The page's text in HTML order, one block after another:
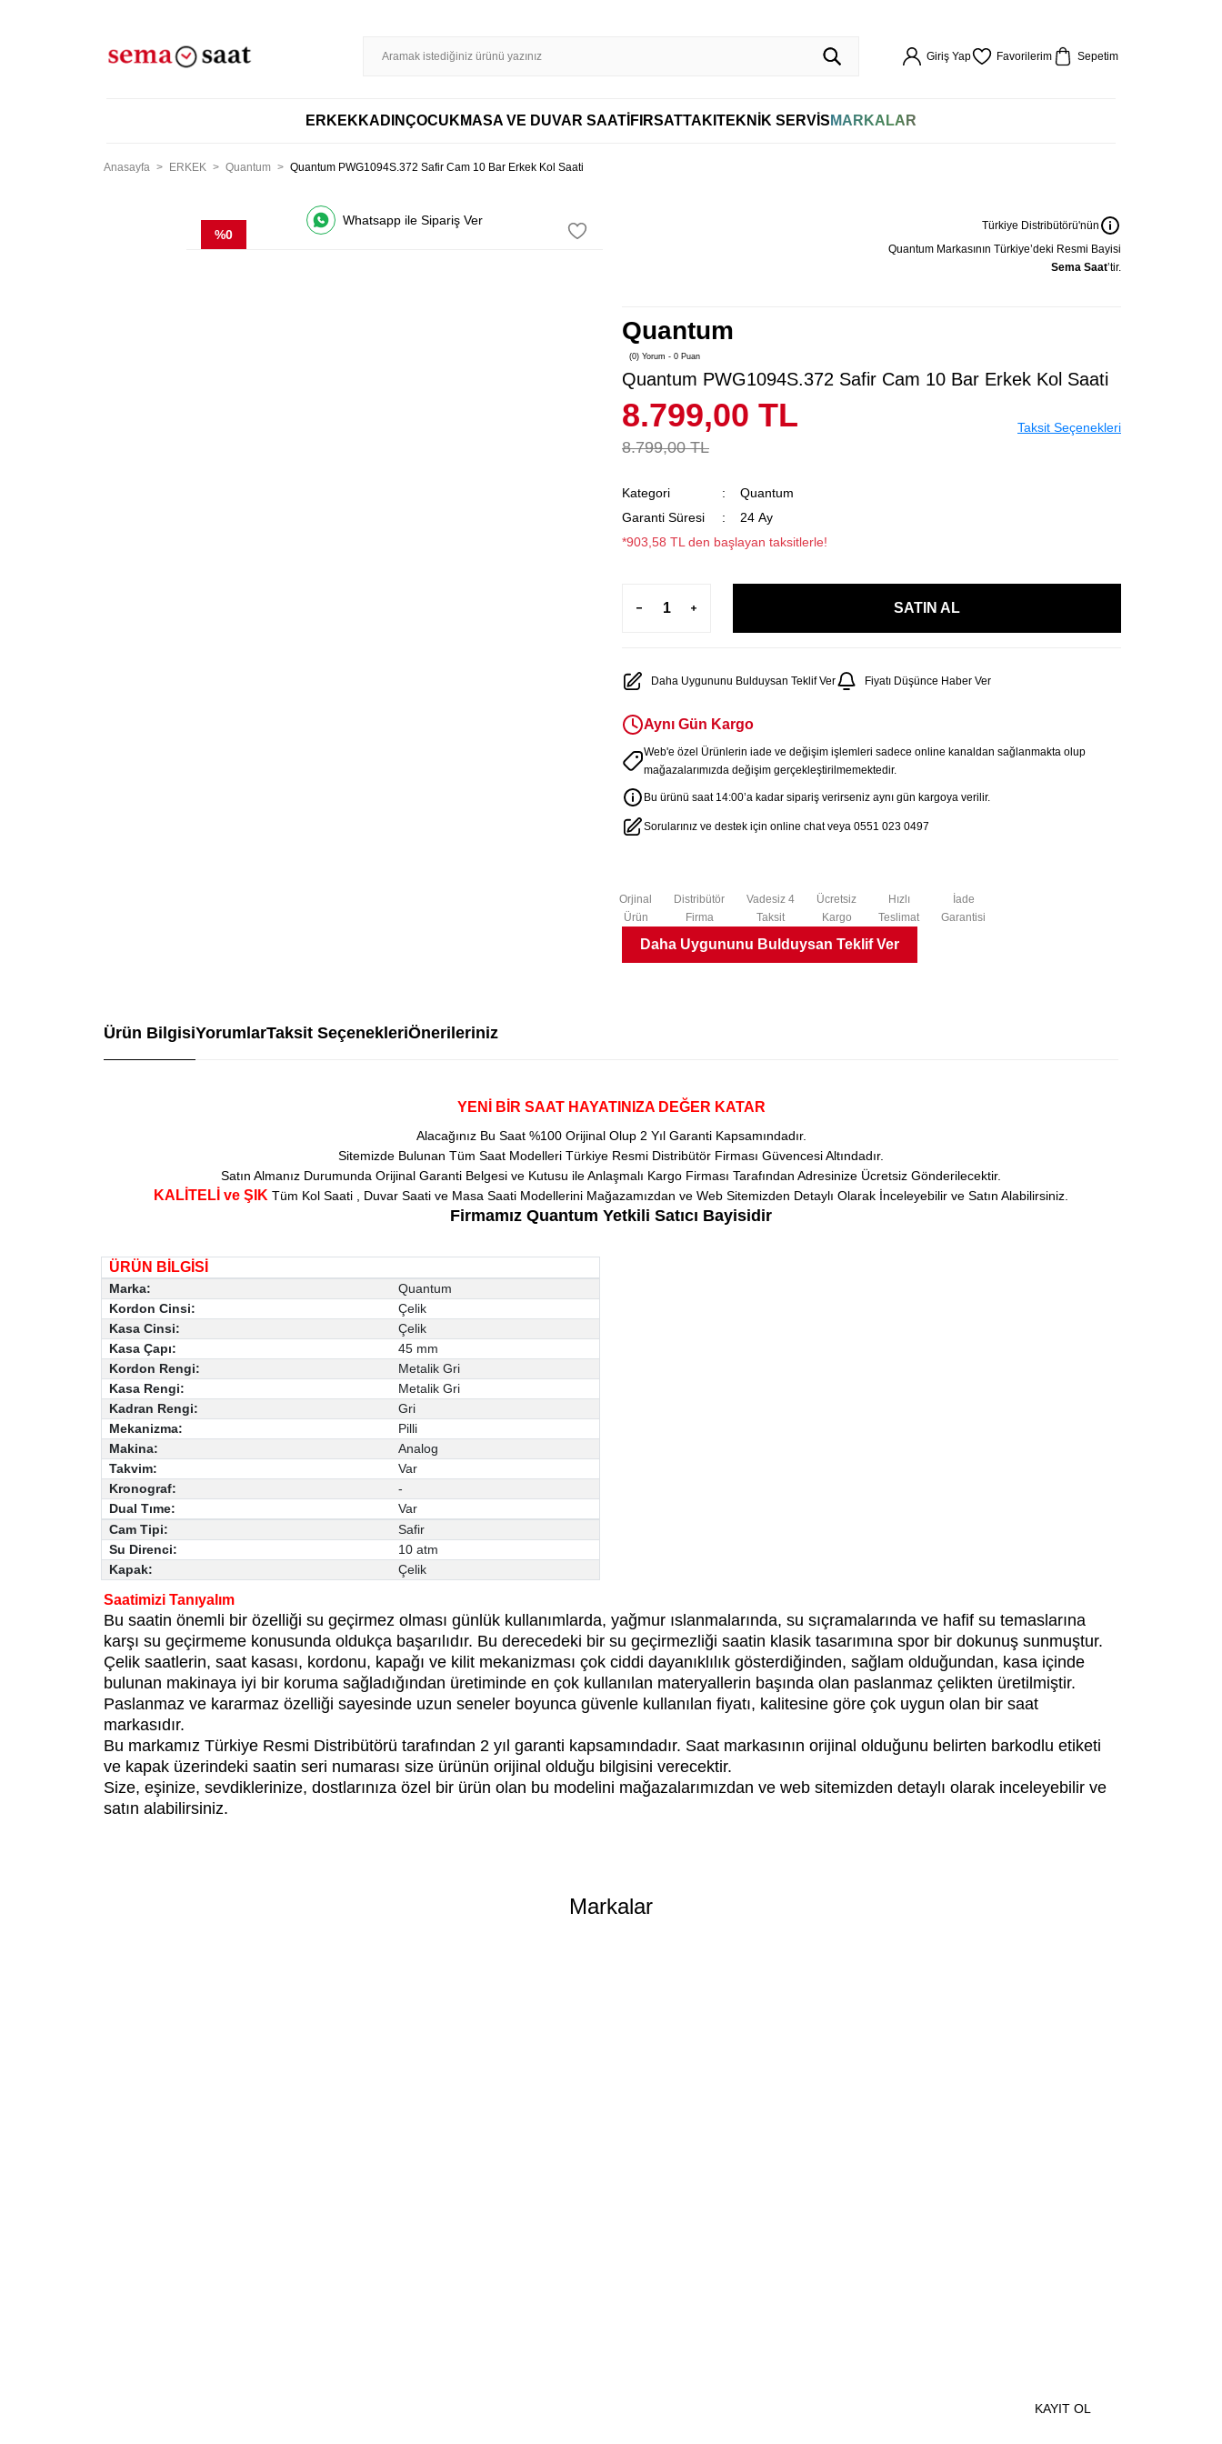
Giriş Yap
Favorilerim Sepetim
ERKEK KADINÇOCUK MASA VE DUVAR SAATİ FIRSATTAKI TEKNİK SERVİS MARKALAR
Anasayfa ERKEK Quantum Quantum PWG1094S.372 Safir Cam 10 Bar Erkek Kol Saati
%0
Whatsapp ile Sipariş Ver
Türkiye Distribütörü'nün
Quantum Markasının Türkiye’deki Resmi Bayisi
Sema Saat’tir.
Quantum
(0) Yorum - 0 Puan
Quantum PWG1094S.372 Safir Cam 10 Bar Erkek Kol Saati
8.799,00 TL
8.799,00 TL
Taksit Seçenekleri
Kategori
Quantum
Garanti Süresi
24 Ay
*903,58 TL den başlayan taksitlerle!
SATIN AL
Daha Uygununu Bulduysan Teklif Ver Fiyatı Düşünce Haber Ver
Aynı Gün Kargo
Web'e özel Ürünlerin iade ve değişim işlemleri sadece online kanaldan sağlanmakta olup
mağazalarımızda değişim gerçekleştirilmemektedir.
Bu ürünü saat 14:00’a kadar sipariş verirseniz aynı gün kargoya verilir.
Sorularınız ve destek için online chat veya 0551 023 0497
Orjinal
Ürün
Distribütör
Firma
Vadesiz 4
Taksit
Ücretsiz
Kargo
Hızlı
Teslimat
İade
Garantisi
Daha Uygununu Bulduysan Teklif Ver
Ürün BilgisiYorumlarTaksit SeçenekleriÖnerileriniz
YENİ BİR SAAT HAYATINIZA DEĞER KATAR
Alacağınız Bu Saat %100 Orijinal Olup 2 Yıl Garanti Kapsamındadır.
Sitemizde Bulunan Tüm Saat Modelleri Türkiye Resmi Distribütör Firması Güvencesi Altındadır.
Satın Almanız Durumunda Orijinal Garanti Belgesi ve Kutusu ile Anlaşmalı Kargo Firması Tarafından Adresinize Ücretsiz Gönderilecektir.
KALİTELİ ve ŞIK Tüm Kol Saati , Duvar Saati ve Masa Saati Modellerini Mağazamızdan ve Web Sitemizden Detaylı Olarak İnceleyebilir ve Satın Alabilirsiniz.
Firmamız Quantum Yetkili Satıcı Bayisidir
ÜRÜN BİLGİSİ
Marka:
Quantum
Kordon Cinsi:
Çelik
Kasa Cinsi:
Çelik
Kasa Çapı:
45 mm
Kordon Rengi:
Metalik Gri
Kasa Rengi:
Metalik Gri
Kadran Rengi:
Gri
Mekanizma:
Pilli
Makina:
Analog
Takvim:
Var
Kronograf:
-
Dual Tıme:
Var
Cam Tipi:
Safir
Su Direnci:
10 atm
Kapak:
Çelik
Saatimizi Tanıyalım
Bu saatin önemli bir özelliği su geçirmez olması günlük kullanımlarda, yağmur ıslanmalarında, su sıçramalarında ve hafif su temaslarına
karşı su geçirmeme konusunda oldukça başarılıdır. Bu derecedeki bir su geçirmezliği saatin klasik tasarımına spor bir dokunuş sunmuştur.
Çelik saatlerin, saat kasası, kordonu, kapağı ve kilit mekanizması çok ciddi dayanıklılık gösterdiğinden, sağlam olduğundan, kasa içinde
bulunan makinaya iyi bir koruma sağladığından üretiminde en çok kullanılan materyallerin başında olan paslanmaz çelikten üretilmiştir.
Paslanmaz ve kararmaz özelliği sayesinde uzun seneler boyunca güvenle kullanılan fiyatı, kalitesine göre çok uygun olan bir saat
markasıdır.
Bu markamız Türkiye Resmi Distribütörü tarafından 2 yıl garanti kapsamındadır. Saat markasının orijinal olduğunu belirten barkodlu etiketi
ve kapak üzerindeki saatin seri numarası size ürünün orijinal olduğu bilgisini verecektir.
Size, eşinize, sevdiklerinize, dostlarınıza özel bir ürün olan bu modelini mağazalarımızdan ve web sitemizden detaylı olarak inceleyebilir ve
satın alabilirsiniz.
Markalar
KAYIT OL